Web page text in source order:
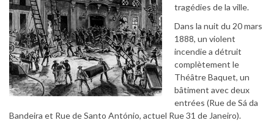
tragédies de la ville.
Dans la nuit du 20 mars
1888, un violent
incendie a détruit
complètement le
Théâtre Baquet, un
bâtiment avec deux
entrées (Rue de Sá da
Bandeira et Rue de Santo António, actuel Rue 31 de Janeiro).